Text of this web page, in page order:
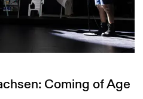
Coming of Age